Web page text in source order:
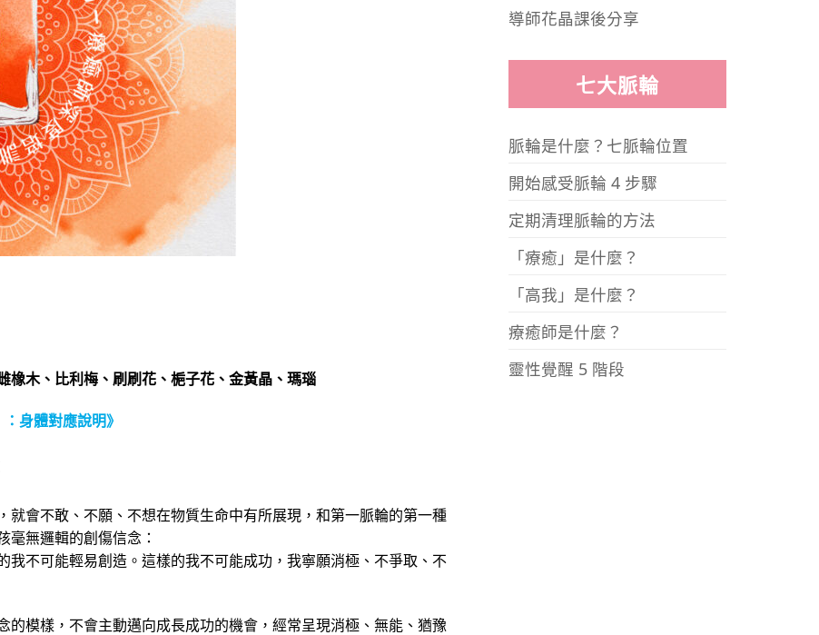
橡木、比利梅、刷刷花、梔子花、金黃晶、瑪瑙
身體對應說明》
就會不敢、不願、不想在物質生命中有所展現，和第一脈輪的第一種
毫無邏輯的創傷信念：
我不可能輕易創造。這樣的我不可能成功，我寧願消極、不爭取、不
模樣，不會主動邁向成長成功的機會，經常呈現消極、無能、猶豫
導師花晶課後分享
七大脈輪
脈輪是什麼？七脈輪位置
開始感受脈輪 4 步驟
定期清理脈輪的方法
「療癒」是什麼？
「高我」是什麼？
療癒師是什麼？
靈性覺醒 5 階段